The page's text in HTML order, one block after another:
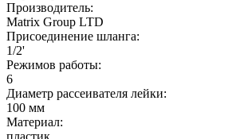
Производитель:
Matrix Group LTD
Присоединение шланга:
1/2'
Режимов работы:
6
Диаметр рассеивателя лейки:
100 мм
Материал:
пластик